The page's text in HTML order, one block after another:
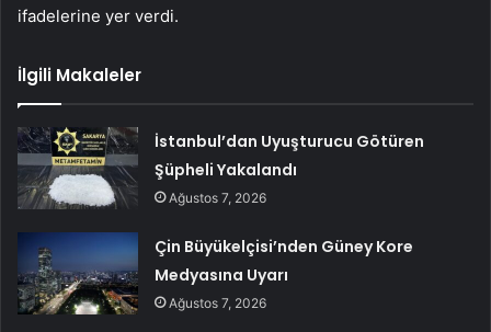
ifadelerine yer verdi.
İlgili Makaleler
İstanbul’dan Uyuşturucu Götüren
Şüpheli Yakalandı
Ağustos 7, 2026
Çin Büyükelçisi’nden Güney Kore
Medyasına Uyarı
Ağustos 7, 2026